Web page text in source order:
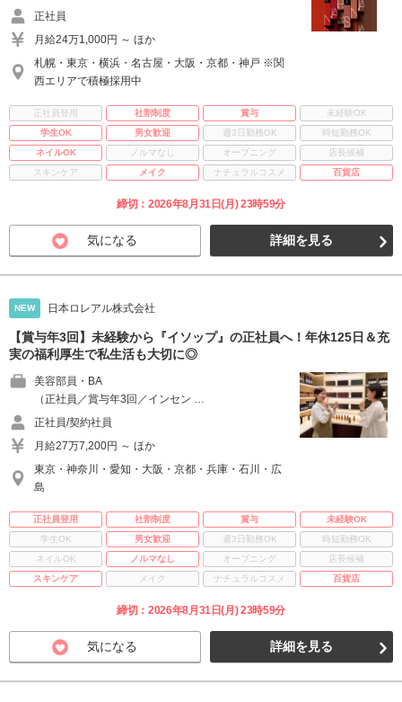
正社員
月給24万1,000円 ～ ほか
札幌・東京・横浜・名古屋・大阪・京都・神戸 ※関
西エリアで積極採用中
正社員登用 社割制度 賞与
未経験OK
学生OK
男女歓迎 週3日勤務OK
時短勤務OK
ネイルOK
ノルマなし オープニング
店長候補
スキンケア
メイク ナチュラルコスメ 百貨店
締切：2026年8月31日(月) 23時59分
気になる 詳細を見る
NEW 日本ロレアル株式会社
【賞与年3回】未経験から『イソップ』の正社員へ！年休125日＆充
実の福利厚生で私生活も大切に◎
美容部員・BA
（正社員／賞与年3回／インセン …
正社員/契約社員
月給27万7,200円 ～ ほか
東京・神奈川・愛知・大阪・京都・兵庫・石川・広
島
正社員登用 社割制度 賞与
未経験OK
学生OK
男女歓迎 週3日勤務OK
時短勤務OK
ネイルOK
ノルマなし オープニング
店長候補
スキンケア
メイク ナチュラルコスメ 百貨店
締切：2026年8月31日(月) 23時59分
気になる 詳細を見る